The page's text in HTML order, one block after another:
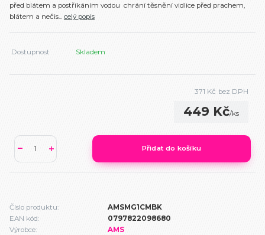
před blátem a postříkáním vodou chrání těsnění vidlice před prachem,
blátem a nečis... celý popis
Dostupnost Skladem
449 Kč/ks
371 Kč bez DPH
Přidat do košíku
Číslo produktu:
AMSMG1CMBK
EAN kód:
0797822098680
Výrobce:
AMS